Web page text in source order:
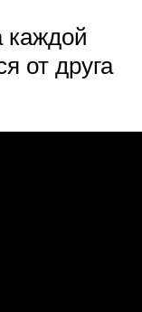
каждой
от друга